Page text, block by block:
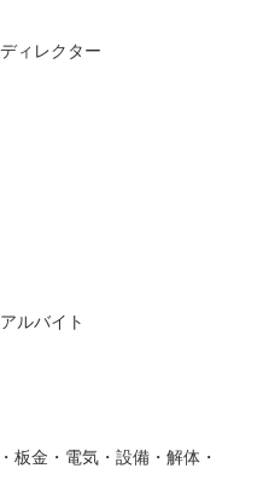
ィレクター
ルバイト
板金・電気・設備・解体・